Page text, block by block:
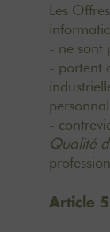
Les
- ne sont
- portent
-
Qualité
Article